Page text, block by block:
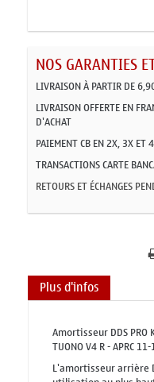
NOS GARANTIES
LIVRAISON À PARTIR DE
LIVRAISON OFFERTE EN
D'ACHAT
PAIEMENT CB EN 2X, 3X ET
TRANSACTIONS CARTE
RETOURS ET ÉCHANGES
Plus d'infos
Amortisseur DDS PRO
TUONO V4 R - APRC
L'amortisseur arrière